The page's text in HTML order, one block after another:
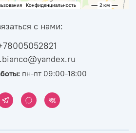
с нами:
пн-пт 09:00-18:00